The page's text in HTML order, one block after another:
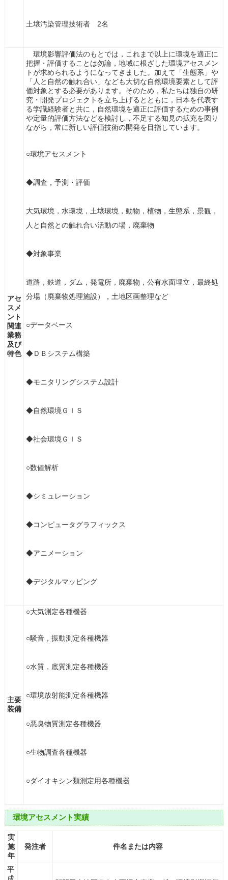
土壌汚染管理技術者 2名
アセ
スメ
ント
関連
業務
及び
特色
環境影響評価法のもとでは，これまで以上に環境を適正に
把握・評価することは勿論，地域に根ざした環境アセスメン
トが求められるようになってきました。加えて「生態系」や
「人と自然の触れ合い」なども大切な自然環境要素として評
価対象とする必要があります。そのため，私たちは独自の研
究・開発プロジェクトを立ち上げるとともに，日本を代表す
る学識経験者と共に，自然環境を適正に評価するための事例
や定量的評価方法などを検討し，不足する知見の拡充を図り
ながら，常に新しい評価技術の開発を目指しています。
○環境アセスメント
◆調査，予測・評価
大気環境，水環境，土壌環境，動物，植物，生態系，景観，
人と自然との触れ合い活動の場，廃棄物
◆対象事業
道路，鉄道，ダム，発電所，廃棄物，公有水面埋立，最終処
分場（廃棄物処理施設），土地区画整理など
○データベース
◆ＤＢシステム構築
◆モニタリングシステム設計
◆自然環境ＧＩＳ
◆社会環境ＧＩＳ
○数値解析
◆シミュレーション
◆コンピュータグラフィックス
◆アニメーション
◆デジタルマッピング
主要
装備
○大気測定各種機器
○騒音，振動測定各種機器
○水質，底質測定各種機器
○環境放射能測定各種機器
○悪臭物質測定各種機器
○生物調査各種機器
○ダイオキシン類測定用各種機器
環境アセスメント実績
実
施
年
発注者 件名または内容
平